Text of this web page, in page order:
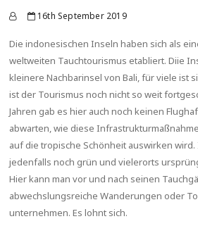
16th September 2019
Die indonesischen Inseln haben sich als
weltweiten Tauchtourismus etabliert. Diie
kleinere Nachbarinsel von Bali, für viele ist
ist der Tourismus noch nicht so weit
Jahren gab es hier auch noch keinen
abwarten, wie diese
auf die tropische Schönheit auswirken wird.
jedenfalls noch grün und vielerorts
Hier kann man vor und nach seinen
abwechslungsreiche Wanderungen oder
unternehmen. Es lohnt sich.